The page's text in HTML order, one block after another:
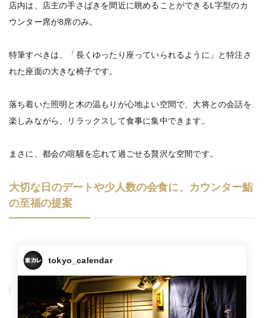
店内は、店主の手さばきを間近に眺めることができるL字型のカ
ウンター席が8席のみ。
特筆すべきは、「長くゆったり座っていられるように」と特注さ
れた座面の大きな椅子です。
落ち着いた照明と木の温もりが心地よい空間で、大将との会話を
楽しみながら、リラックスして食事に集中できます。
まさに、都会の喧騒を忘れて過ごせる贅沢な空間です。
大切な日のデートや少人数の会食に、カウンター鮨
の至福の提案
tokyo_calendar